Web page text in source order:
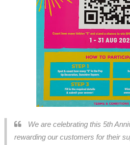
We are celebrating this 5th
rewarding our customers for their